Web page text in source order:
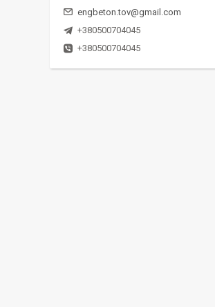
engbeton.tov@gmail.com
+380500704045
+380500704045